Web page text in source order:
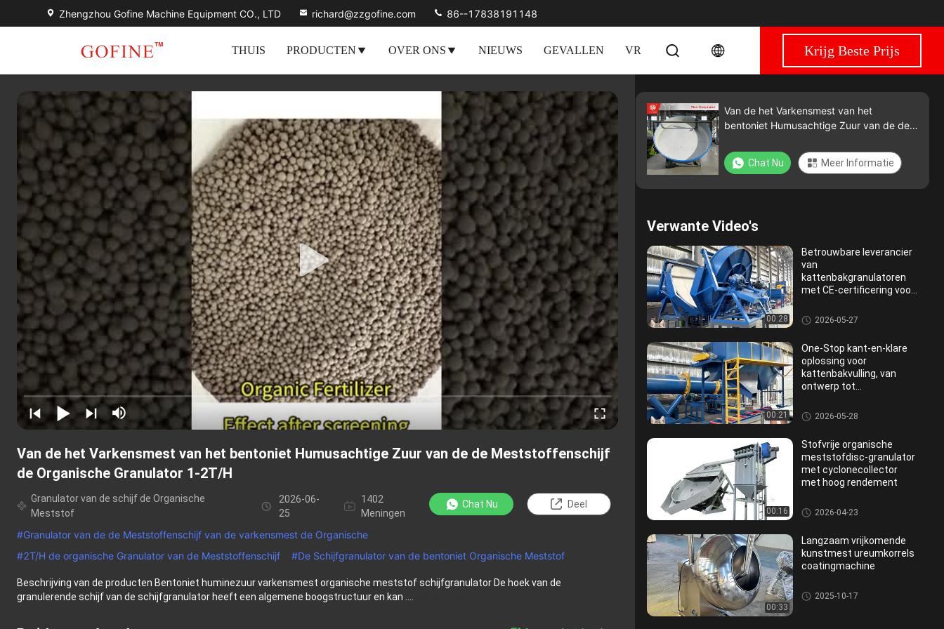
Zhengzhou Gofine Machine Equipment CO., LTD richard@zzgofine.com 86--17838191148
THUIS PRODUCTEN OVER ONS NIEUWS GEVALLEN VR Krijg Beste Prijs
Van de het Varkensmest van het bentoniet Humusachtige Zuur van de de Meststoffenschijf
de Organische Granulator 1-2T/H
Granulator van de schijf de Organische
Meststof
2026-06-
25
1402
Meningen
Chat Nu Deel
#Granulator van de de Meststoffenschijf van de varkensmest de Organische
#2T/H de organische Granulator van de Meststoffenschijf #De Schijfgranulator van de bentoniet Organische Meststof
Beschrijving van de producten Bentoniet huminezuur varkensmest organische meststof schijfgranulator De hoek van de
granulerende schijf van de schijfgranulator heeft een algemene boogstructuur en kan ....
Van de het Varkensmest van het
bentoniet Humusachtige Zuur van de de
Granulator 1-2T/H
Chat Nu Meer Informatie
Verwante Video's
00:28
Betrouwbare leverancier
van
kattenbakgranulatoren
met CE-certificering voor
Granulator van de schijf de Or
ganische Meststof
2026-05-27
00:21
One-Stop kant-en-klare
oplossing voor
kattenbakvulling, van
ontwerp tot
Granulator van de schijf de Or
ganische Meststof
2026-05-28
00:16
Stofvrije organische
meststofdisc-granulator
met cyclonecollector
met hoog rendement
Granulator van de schijf de Or
ganische Meststof
2026-04-23
00:33
Langzaam vrijkomende
kunstmest ureumkorrels
coatingmachine
Granulator van de schijf de Or
ganische Meststof
2025-10-17